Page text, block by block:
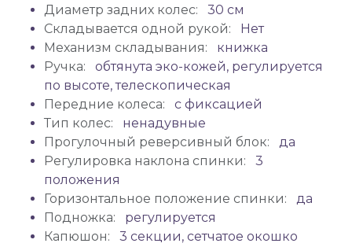
Диаметр задних колес:
30 см
Складывается одной рукой:
Нет
Механизм складывания:
книжка
Ручка:
обтянута эко-кожей, регулируется
по высоте, телескопическая
Передние колеса:
с фиксацией
Тип колес:
ненадувные
Прогулочный реверсивный блок:
да
Регулировка наклона спинки:
3
положения
Горизонтальное положение спинки:
да
Подножка:
регулируется
Капюшон:
3 секции, сетчатое окошко